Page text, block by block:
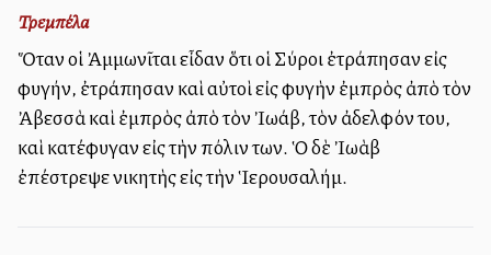
Τρεμπέλα
Ὅταν οἱ Ἀμμωνῖται εἶδαν ὅτι οἱ Σύροι ἐτράπησαν εἰς
φυγήν, ἐτράπησαν καὶ αὐτοὶ εἰς φυγὴν ἐμπρὸς ἀπὸ τὸν
Ἀβεσσὰ καὶ ἐμπρὸς ἀπὸ τὸν Ἰωάβ, τὸν ἀδελφόν του,
καὶ κατέφυγαν εἰς τὴν πόλιν των. Ὁ δὲ Ἰωὰβ
ἐπέστρεψε νικητὴς εἰς τὴν Ἱερουσαλήμ.